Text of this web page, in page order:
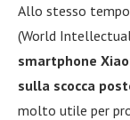
Allo stesso
(World
smartphone
sulla scocca
molto utile per